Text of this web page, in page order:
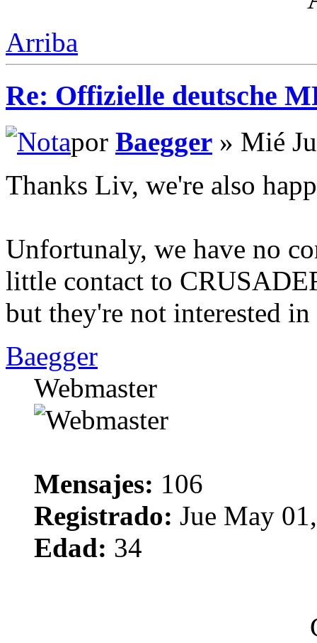
Arriba
Re: Offizielle deutsche
por Baegger » Mié
Thanks Liv, we're also
Unfortunaly, we have no
little contact to
but they're not interested
Baegger
Webmaster
Mensajes: 106
Registrado: Jue May
Edad: 34